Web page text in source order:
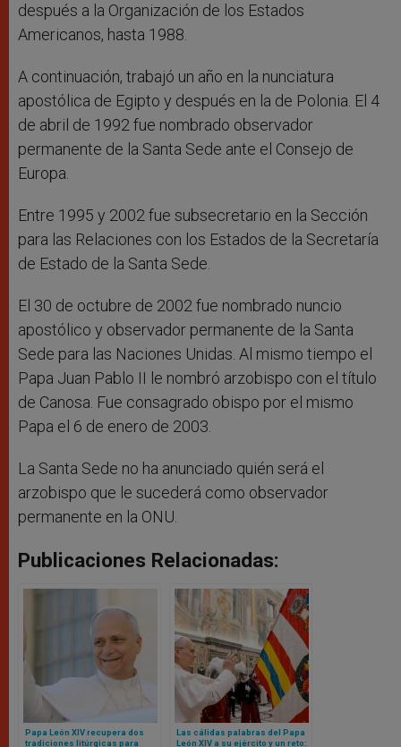
después a la Organización de los Estados
Americanos, hasta 1988.
A continuación, trabajó un año en la nunciatura
apostólica de Egipto y después en la de Polonia. El 4
de abril de 1992 fue nombrado observador
permanente de la Santa Sede ante el Consejo de
Europa.
Entre 1995 y 2002 fue subsecretario en la Sección
para las Relaciones con los Estados de la Secretaría
de Estado de la Santa Sede.
El 30 de octubre de 2002 fue nombrado nuncio
apostólico y observador permanente de la Santa
Sede para las Naciones Unidas. Al mismo tiempo el
Papa Juan Pablo II le nombró arzobispo con el título
de Canosa. Fue consagrado obispo por el mismo
Papa el 6 de enero de 2003.
La Santa Sede no ha anunciado quién será el
arzobispo que le sucederá como observador
permanente en la ONU.
Publicaciones Relacionadas:
Papa León XIV recupera dos
tradiciones litúrgicas para
Las cálidas palabras del Papa
León XIV a su ejército y un reto: